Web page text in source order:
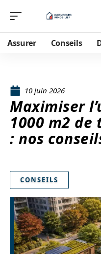
Assurer Conseils
10 juin 2026
Maximiser
1000 m2
: nos
CONSEILS